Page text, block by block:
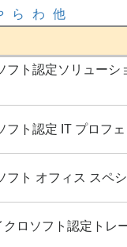
ら わ
他
フト認定ソリューシ
フト認定 IT プロフ
フト オフィス スペ
クロソフト認定トレ